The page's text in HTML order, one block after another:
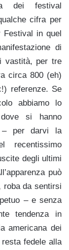
dei festival
cifra per
Festival in quel
di
vastità, per tre
circa 800 (eh)
referenze. Se
abbiamo lo
si hanno
– per darvi la
recentissimo
degli ultimi
può
roba da sentirsi
– e senza
tendenza in
americana dei
fedele alla